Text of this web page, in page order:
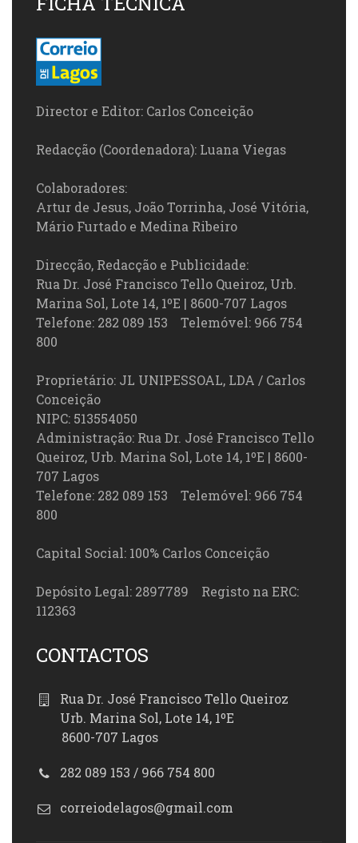
Director e Editor: Carlos Conceição
Redacção (Coordenadora): Luana Viegas
Colaboradores:
Artur de Jesus, João Torrinha, José Vitória,
Mário Furtado e Medina Ribeiro
Direcção, Redacção e Publicidade:
Rua Dr. José Francisco Tello Queiroz, Urb.
Marina Sol, Lote 14, 1ºE | 8600-707 Lagos
Telefone: 282 089 153 Telemóvel: 966 754
800
Proprietário: JL UNIPESSOAL, LDA / Carlos
Conceição
NIPC: 513554050
Administração: Rua Dr. José Francisco Tello
Queiroz, Urb. Marina Sol, Lote 14, 1ºE | 8600-
707 Lagos
Telefone: 282 089 153 Telemóvel: 966 754
800
Capital Social: 100% Carlos Conceição
Depósito Legal: 2897789 Registo na ERC:
112363
CONTACTOS
Rua Dr. José Francisco Tello Queiroz
Urb. Marina Sol, Lote 14, 1ºE
8600-707 Lagos
282 089 153 / 966 754 800
correiodelagos@gmail.com